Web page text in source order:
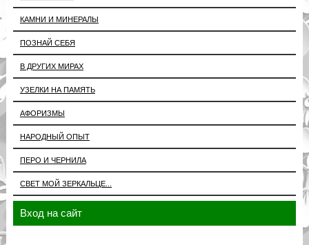
КАМНИ И МИНЕРАЛЫ
ПОЗНАЙ СЕБЯ
В ДРУГИХ МИРАХ
УЗЕЛКИ НА ПАМЯТЬ
АФОРИЗМЫ
НАРОДНЫЙ ОПЫТ
ПЕРО И ЧЕРНИЛА
СВЕТ МОЙ ЗЕРКАЛЬЦЕ...
Вход на сайт